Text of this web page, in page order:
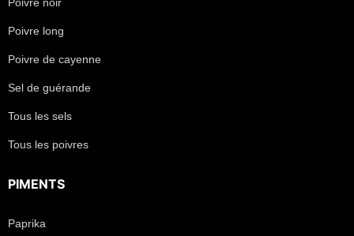
Poivre long
Poivre de cayenne
Sel de guérande
Tous les sels
Tous les poivres
PIMENTS
Paprika